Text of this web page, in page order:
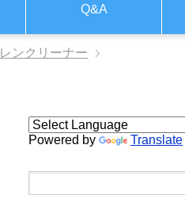
Q&A
ンクリーナー
Powered by Translate